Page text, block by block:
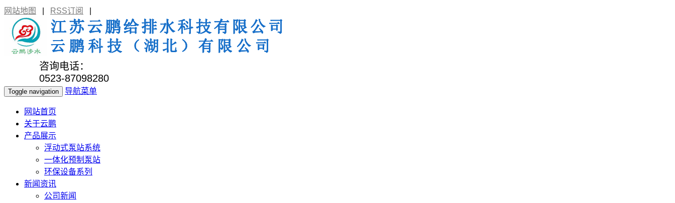
网站地图 RSS订阅
咨询电话：
0523-87098280
Toggle navigation 导航菜单
网站首页
关于云鹏
产品展示
浮动式泵站系统
一体化预制泵站
环保设备系列
新闻资讯
公司新闻